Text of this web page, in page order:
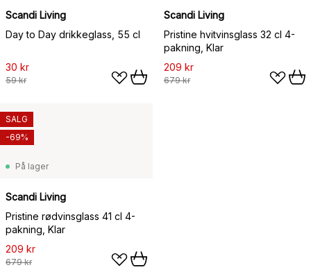
Scandi Living
Day to Day drikkeglass, 55 cl
30 kr
59 kr
Scandi Living
Pristine hvitvinsglass 32 cl 4-
pakning, Klar
209 kr
679 kr
På lager
Scandi Living
Pristine rødvinsglass 41 cl 4-
pakning, Klar
209 kr
679 kr
SALG
-69%